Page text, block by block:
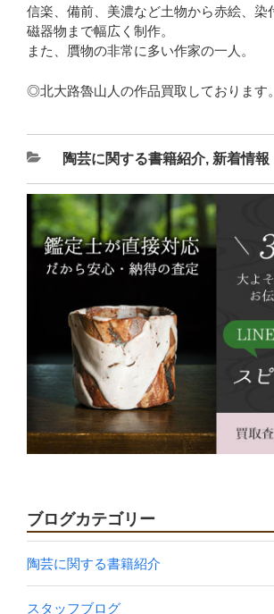
信楽、備前、美濃など土物から赤絵、染
磁器物まで幅広く制作。
また、贋物の非常に多い作家の一人。
◎北大路魯山人の作品買取しております。
陶芸に関する書籍紹介, 新着情報
ブログカテゴリー
陶芸に関する書籍紹介
スタッフブログ